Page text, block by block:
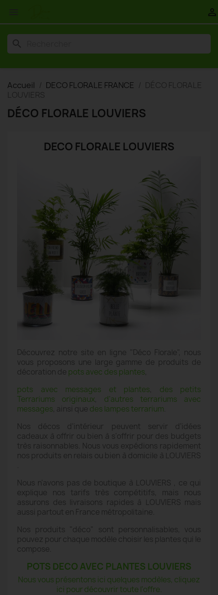

search
Accueil DECO FLORALE FRANCE
DÉCO FLORALE
LOUVIERS
DÉCO FLORALE LOUVIERS
DECO FLORALE LOUVIERS
Découvrez notre site en ligne "Déco Florale", nous
vous proposons une large gamme de produits de
décoration de pots avec des plantes,
pots avec messages et plantes, des petits
Terrariums originaux, d'autres terrariums avec
messages, ainsi que des lampes terrarium
Nos décos d'intérieur peuvent servir d'idées
cadeaux à offrir ou bien à s'offrir pour des budgets
très raisonnables. Nous vous expédions rapidement
nos produits en relais ou bien à domicile à LOUVIERS
Nous n'avons pas de boutique à LOUVIERS , ce qui
explique nos tarifs très compétitifs, mais nous
assurons des livraisons rapides à LOUVIERS mais
aussi partout en France métropolitaine.
Nos produits "déco" sont personnalisables, vous
pouvez pour chaque modèle choisir les plantes qui le
compose.
POTS DECO AVEC PLANTES LOUVIERS
Nous vous présentons ici quelques modèles, cliquez
ici pour découvrir toute l'offre.